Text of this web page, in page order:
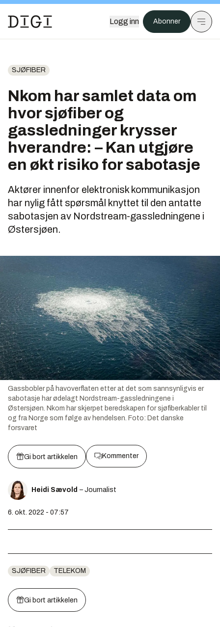
Logg inn Abonner
SJØFIBER
Nkom har samlet data om
hvor sjøfiber og
gassledninger krysser
hverandre: – Kan utgjøre
en økt risiko for sabotasje
Aktører innenfor elektronisk kommunikasjon
har nylig fått spørsmål knyttet til den antatte
sabotasjen av Nordstream-gassledningene i
Østersjøen.
Gassbobler på havoverflaten etter at det som sannsynligvis er
sabotasje har ødelagt Nordstream-gassledningene i
Østersjøen. Nkom har skjerpet beredskapen for sjøfiberkabler til
og fra Norge som følge av hendelsen. Foto: Det danske
forsvaret
Gi bort artikkelen Kommenter
Heidi Sævold – Journalist
6. okt. 2022 - 07:57
SJØFIBER TELEKOM
Gi bort artikkelen